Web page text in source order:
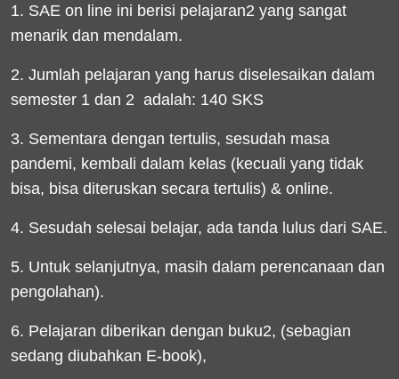
1. SAE on line ini berisi pelajaran2 yang sangat
menarik dan mendalam.
2. Jumlah pelajaran yang harus diselesaikan dalam
semester 1 dan 2 adalah: 140 SKS
3. Sementara dengan tertulis, sesudah masa
pandemi, kembali dalam kelas (kecuali yang tidak
bisa, bisa diteruskan secara tertulis) & online.
4. Sesudah selesai belajar, ada tanda lulus dari SAE.
5. Untuk selanjutnya, masih dalam perencanaan dan
pengolahan).
6. Pelajaran diberikan dengan buku2, (sebagian
sedang diubahkan E-book),